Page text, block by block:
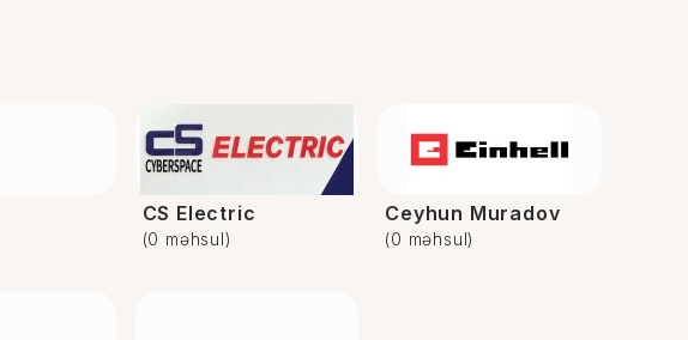
CS Electric
(0 məhsul)
Ceyhun Muradov
(0 məhsul)